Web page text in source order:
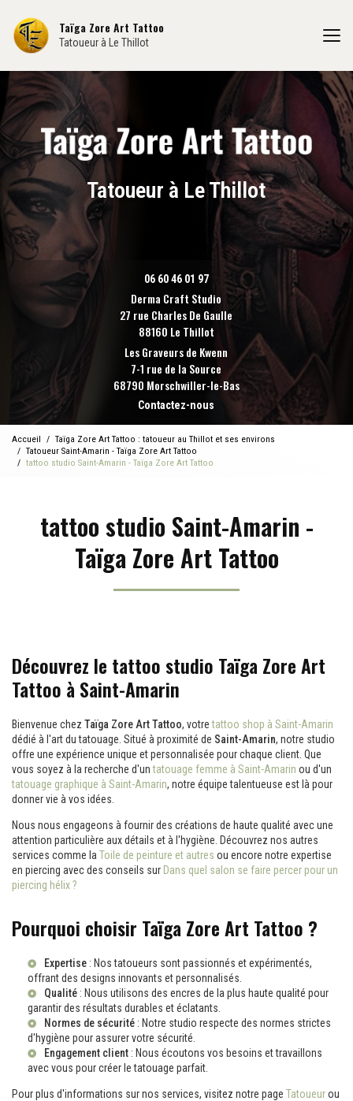
contenu
principal
Taïga Zore Art Tattoo
Tatoueur à Le Thillot
Tatoueur à Le Thillot
06 60 46 01 97
Derma Craft Studio
27 rue Charles De Gaulle
88160 Le Thillot
Les Graveurs de Kwenn
7-1 rue de la Source
68790 Morschwiller-le-Bas
Contactez-nous
Accueil
Taïga Zore Art Tattoo : tatoueur au Thillot et ses environs
Tatoueur Saint-Amarin - Taïga Zore Art Tattoo
tattoo studio Saint-Amarin - Taïga Zore Art Tattoo
tattoo studio Saint-Amarin -
Taïga Zore Art Tattoo
Découvrez le tattoo studio Taïga Zore Art
Tattoo à Saint-Amarin
Bienvenue chez Taïga Zore Art Tattoo, votretattoo shop à Saint-Amarin
dédié à l'art du tatouage. Situé à proximité de Saint-Amarin, notre studio
offre une expérience unique et personnalisée pour chaque client. Que
vous soyez à la recherche d'untatouage femme à Saint-Amarin ou d'un
tatouage graphique à Saint-Amarin, notre équipe talentueuse est là pour
donner vie à vos idées.
Nous nous engageons à fournir des créations de haute qualité avec une
attention particulière aux détails et à l'hygiène. Découvrez nos autres
services comme la Toile de peinture et autres ou encore notre expertise
en piercing avec des conseils sur Dans quel salon se faire percer pour un
piercing hélix ?
Pourquoi choisir Taïga Zore Art Tattoo ?
Expertise : Nos tatoueurs sont passionnés et expérimentés,
offrant des designs innovants et personnalisés.
Qualité : Nous utilisons des encres de la plus haute qualité pour
garantir des résultats durables et éclatants.
Normes de sécurité : Notre studio respecte des normes strictes
d'hygiène pour assurer votre sécurité.
Engagement client : Nous écoutons vos besoins et travaillons
avec vous pour créer le tatouage parfait.
Pour plus d'informations sur nos services, visitez notre page Tatoueurou